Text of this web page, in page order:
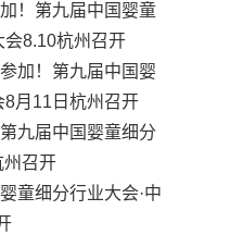
！第九届中国婴童
会8.10杭州召开
加！第九届中国婴
8月11日杭州召开
九届中国婴童细分
州召开
童细分行业大会·中